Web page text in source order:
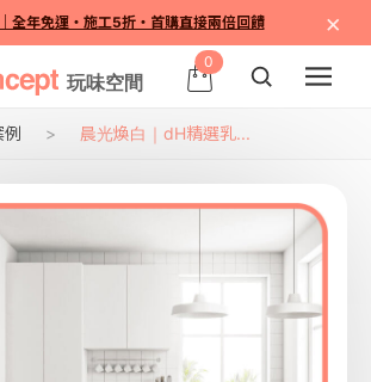
全年免運・施工5折・首購直接兩倍回饋 ×
0
例 晨光煥白｜dH精選乳...